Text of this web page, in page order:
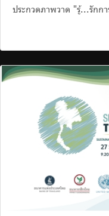
ประกวดภาพวาด "รู้...รักก